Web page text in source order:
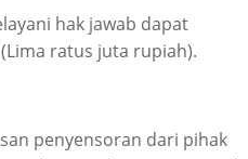
hak jawab dapat
ratus juta rupiah).
penyensoran dari pihak